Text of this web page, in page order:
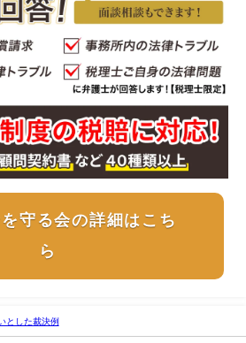
守る会の詳細はこち
ら
とした裁決例